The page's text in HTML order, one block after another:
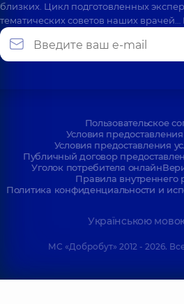
близких. Цикл подготовленных
тематических советов наших врачей…
Пользовательское
Условия
Условия предоставления
Публичный договор
Уголок потребителя онлайн
Правила внутреннего
Политика конфиденциальности и
Українською
МС «Добробут» 2012 - 2026.